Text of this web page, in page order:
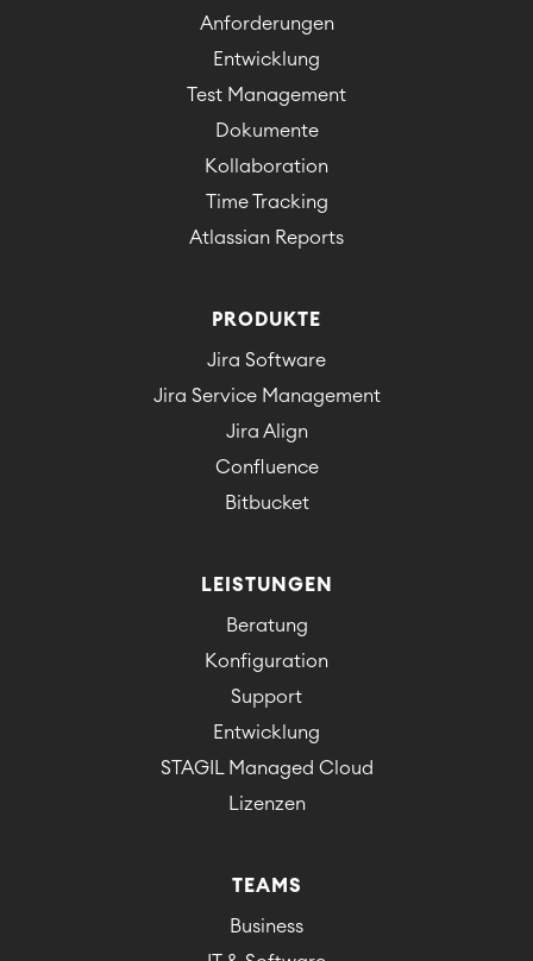
Anforderungen
Entwicklung
Test Management
Dokumente
Kollaboration
Time Tracking
Atlassian Reports
PRODUKTE
Jira Software
Jira Service Management
Jira Align
Confluence
Bitbucket
LEISTUNGEN
Beratung
Konfiguration
Support
Entwicklung
STAGIL Managed Cloud
Lizenzen
TEAMS
Business